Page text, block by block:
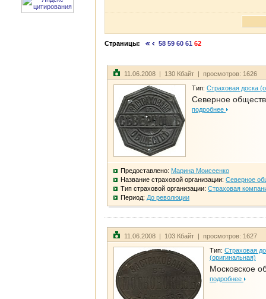
Страницы: 58 59 60 61 62
11.06.2008 | 130 Кбайт | просмотров: 1626
Тип: Страховая доска
Северное
подробнее
Предоставлено: Марина Моисеенко
Название страховой организации: Северное
Тип страховой организации: Страховая
Период: До революции
11.06.2008 | 103 Кбайт | просмотров: 1627
Тип: Страховая
(оригинальная)
Московское
подробнее